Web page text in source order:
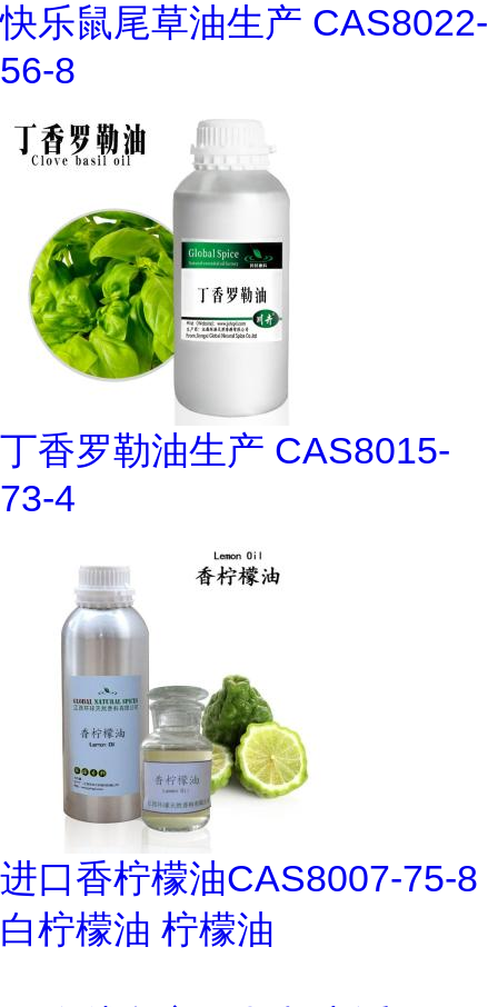
快乐鼠尾草油生产 CAS8022-
56-8
丁香罗勒油生产 CAS8015-
73-4
进口香柠檬油CAS8007-75-8
白柠檬油 柠檬油